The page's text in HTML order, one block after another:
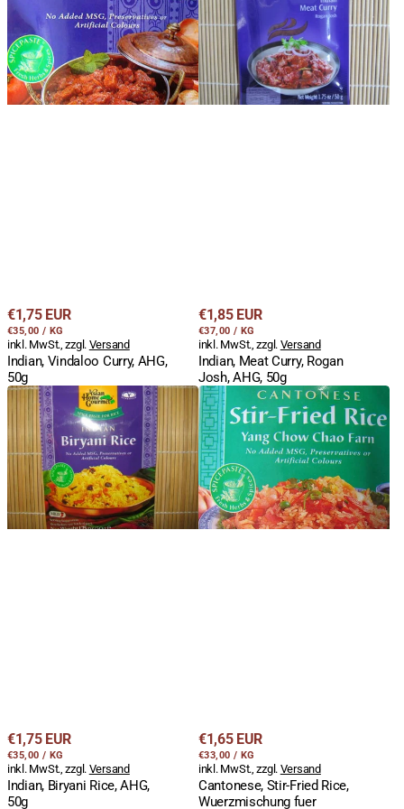
AHG,
50g
Regulärer
Preis
€1,75 EUR
STÜCKPREIS
€35,00 / PRO
KG
inkl. MwSt., zzgl. Versand
Indian, Vindaloo Curry, AHG,
50g
Rogan
Josh,
AHG,
50g
Regulärer
Preis
€1,85 EUR
STÜCKPREIS
€37,00 / PRO
KG
inkl. MwSt., zzgl. Versand
Indian, Meat Curry, Rogan
Josh, AHG, 50g
Indian,
Biryani
Rice,
AHG,
Regulärer
Preis
€1,75 EUR
STÜCKPREIS
€35,00 / PRO
KG
inkl. MwSt., zzgl. Versand
Indian, Biryani Rice, AHG,
50g
Cantonese,
Stir-
Fried
Rice,
Wuerzmischung
fuer
gebratenen
Reis,
AHG,
Regulärer
Preis
€1,65 EUR
STÜCKPREIS
€33,00 / PRO
KG
inkl. MwSt., zzgl. Versand
Cantonese, Stir-Fried Rice,
Wuerzmischung fuer